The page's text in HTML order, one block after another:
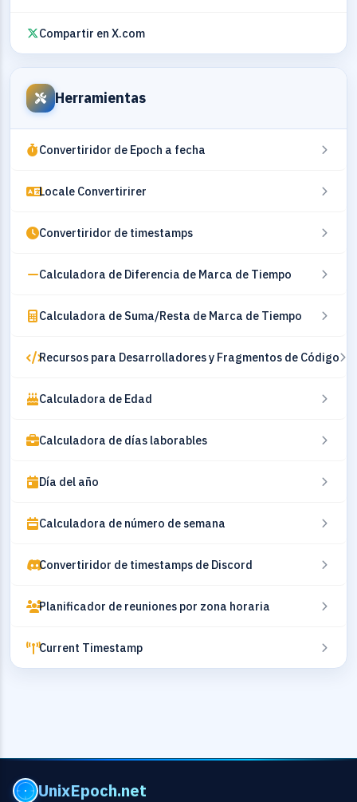
Compartir en X.com
Herramientas
Convertiridor de Epoch a fecha
Locale Convertirirer
Convertiridor de timestamps
Calculadora de Diferencia de Marca de Tiempo
Calculadora de Suma/Resta de Marca de Tiempo
Recursos para Desarrolladores y Fragmentos de Código
Calculadora de Edad
Calculadora de días laborables
Día del año
Calculadora de número de semana
Convertiridor de timestamps de Discord
Planificador de reuniones por zona horaria
Current Timestamp
UnixEpoch.net